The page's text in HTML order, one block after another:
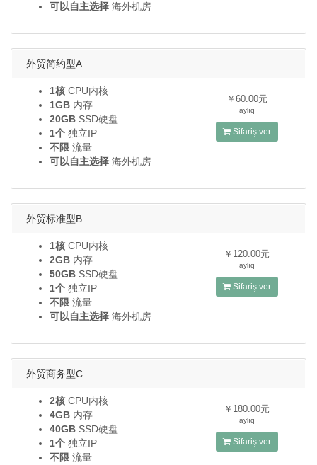
可以自主选择 海外机房
外贸简约型A
1核 CPU内核
1GB 内存
20GB SSD硬盘
1个 独立IP
不限 流量
可以自主选择 海外机房
￥60.00元
aylıq
Sifariş ver
外贸标准型B
1核 CPU内核
2GB 内存
50GB SSD硬盘
1个 独立IP
不限 流量
可以自主选择 海外机房
￥120.00元
aylıq
Sifariş ver
外贸商务型C
2核 CPU内核
4GB 内存
40GB SSD硬盘
1个 独立IP
不限 流量
￥180.00元
aylıq
Sifariş ver